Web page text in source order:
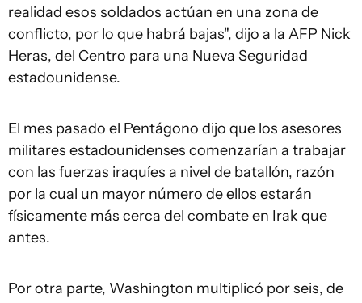
realidad esos soldados actúan en una zona de
conflicto, por lo que habrá bajas", dijo a la AFP Nick
Heras, del Centro para una Nueva Seguridad
estadounidense.
El mes pasado el Pentágono dijo que los asesores
militares estadounidenses comenzarían a trabajar
con las fuerzas iraquíes a nivel de batallón, razón
por la cual un mayor número de ellos estarán
físicamente más cerca del combate en Irak que
antes.
Por otra parte, Washington multiplicó por seis, de